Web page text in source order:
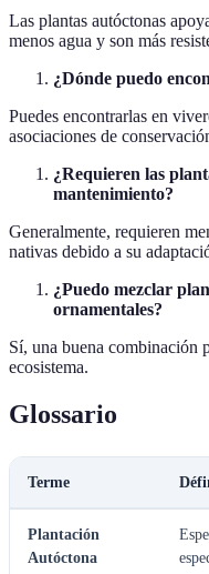
Las plantas autóctonas
menos agua y son más
¿Dónde puedo
Puedes encontrarlas en
asociaciones de
¿Requieren las
mantenimiento?
Generalmente, requieren
nativas debido a su
¿Puedo mezclar
ornamentales?
Sí, una buena combinación
ecosistema.
Glossario
Terme
Plantación
Autóctona